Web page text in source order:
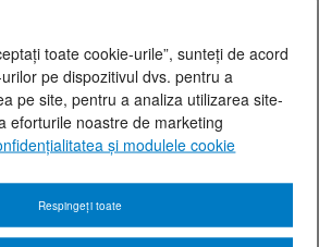
toate cookie-urile”, sunteți de acord
pe dispozitivul dvs. pentru a
pe site, pentru a analiza utilizarea site-
eforturile noastre de marketing
și modulele cookie
Respingeți toate